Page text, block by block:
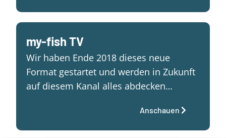
my-fish TV
Wir haben Ende 2018 dieses neue
Format gestartet und werden in Zukunft
auf diesem Kanal alles abdecken…
Anschauen